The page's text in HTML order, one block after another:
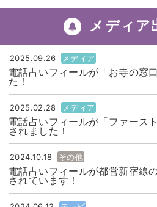
一
メディア
2025.09.26 メディア
電話占いフィールが「お寺の窓
た！
2025.02.28 メディア
電話占いフィールが「ファース
されました！